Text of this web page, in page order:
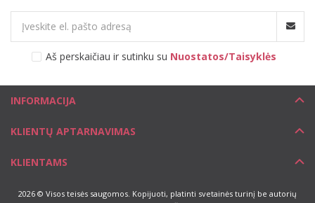
Aš perskaičiau ir sutinku su Nuostatos/Taisyklės
INFORMACIJA
KLIENTŲ APTARNAVIMAS
KLIENTAMS
2026 © Visos teisės saugomos. Kopijuoti, platinti svetainės turinį be autorių